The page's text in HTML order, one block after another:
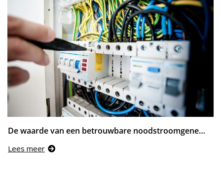
De waarde van een betrouwbare noodstroomgenerator voor jouw bedrijf
Lees meer